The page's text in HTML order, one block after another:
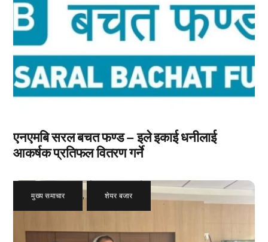
एनएमबि सरल बचत फण्ड – इले इकाई धनीलाई
आकर्षक प्रतिफल वितरण गर्ने
मुख्य समाचार , शेयर बजार